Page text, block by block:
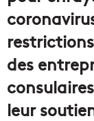
des
leur